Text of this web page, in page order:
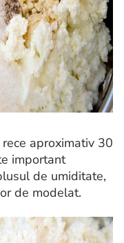
aproximativ 30
important
de umiditate,
de modelat.